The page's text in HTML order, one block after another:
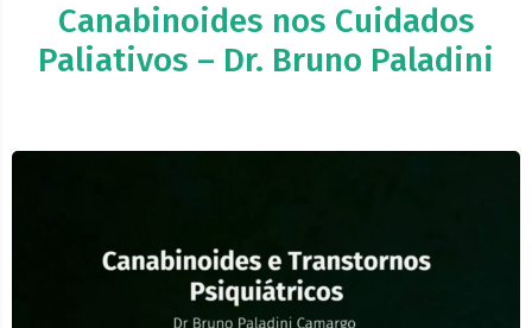
Canabinoides nos Cuidados
Paliativos – Dr. Bruno Paladini